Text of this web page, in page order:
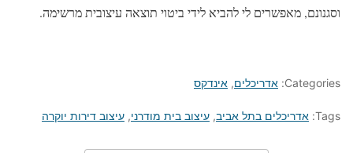
וסגנונם, מאפשרים לי להביא לידי ביטוי תוצאה עיצובית מרשימה.
Categories: אדריכלים, אינדקס
Tags: אדריכלים בתל אביב, עיצוב בית מודרני, עיצוב דירות יוקרה